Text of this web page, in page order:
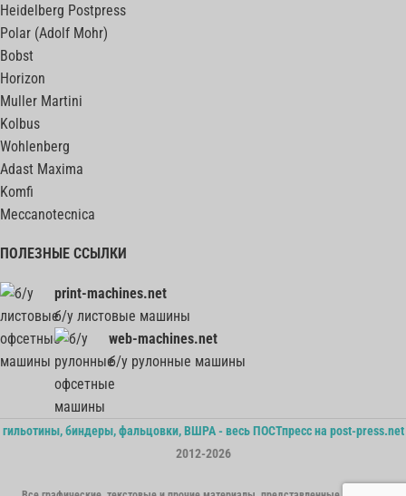
Heidelberg Postpress
Polar (Adolf Mohr)
Bobst
Horizon
Muller Martini
Kolbus
Wohlenberg
Adast Maxima
Komfi
Meccanotecnica
ПОЛЕЗНЫЕ ССЫЛКИ
print-machines.net
б/у листовые машины
web-machines.net
б/у рулонные машины
гильотины, биндеры, фальцовки, ВШРА - весь ПОСТпресс на post-press.net
2012-2026